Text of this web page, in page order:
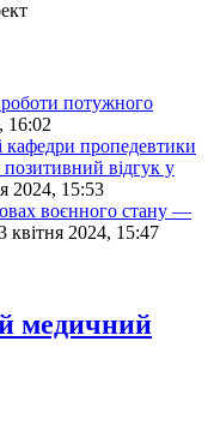
потужного
16:02
кафедри пропедевтики
відгук у
2024, 15:53
воєнного стану —
квітня 2024, 15:47
медичний